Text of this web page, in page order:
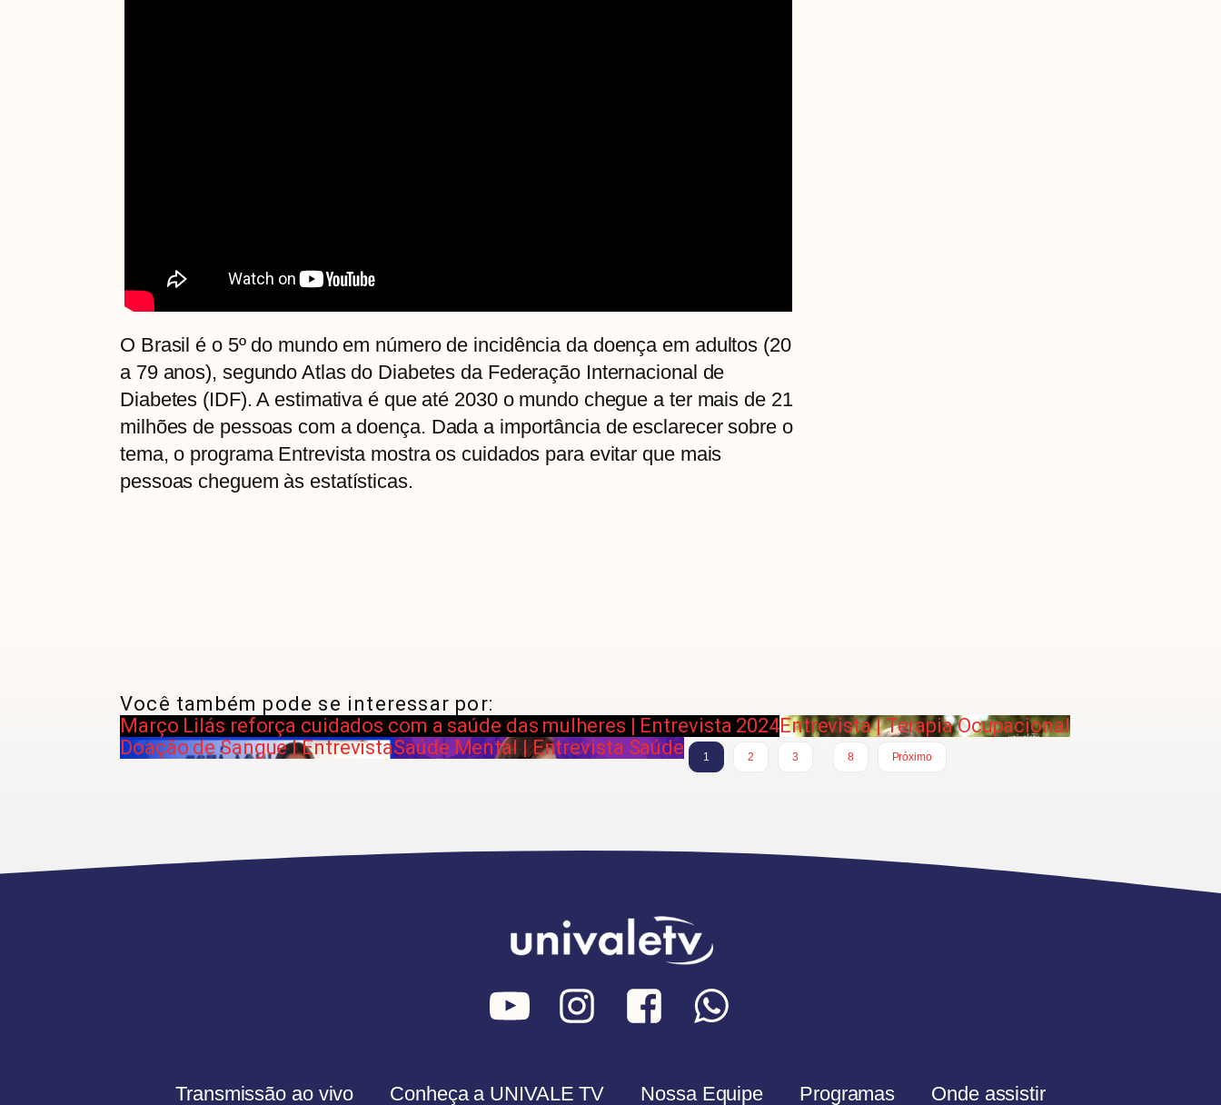
O Brasil é o 5º do mundo em número de incidência da doença em adultos (20
a 79 anos), segundo Atlas do Diabetes da Federação Internacional de
Diabetes (IDF). A estimativa é que até 2030 o mundo chegue a ter mais de 21
milhões de pessoas com a doença. Dada a importância de esclarecer sobre o
tema, o programa Entrevista mostra os cuidados para evitar que mais
pessoas cheguem às estatísticas.
Você também pode se interessar por:
Março Lilás reforça cuidados com a saúde das mulheres | Entrevista 2024Entrevista | Terapia Ocupacional
Doação de Sangue | EntrevistaSaúde Mental | Entrevista Saúde 1 2 3
8
Próximo
Transmissão ao vivo Conheça a UNIVALE TV Nossa Equipe Programas Onde assistir